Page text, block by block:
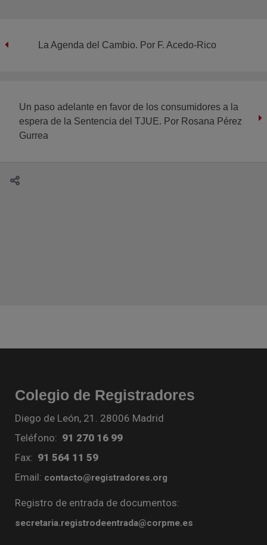
La Agenda del Cambio. Por F. Acedo-Rico
Un paso adelante en favor de los consumidores a la
espera de la Sentencia del TJUE. Por Rosana Pérez
Gurrea
Colegio de Registradores
Diego de León, 21. 28006 Madrid
Teléfono: 91 270 16 99
Fax: 91 564 11 59
Email: contacto@registradores.org
Registro de entrada de documentos:
secretaria.registrodeentrada@corpme.es